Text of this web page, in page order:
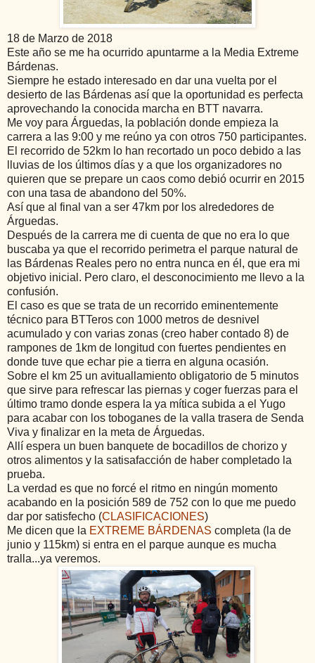
18 de Marzo de 2018
Este año se me ha ocurrido apuntarme a la Media Extreme
Bárdenas.
Siempre he estado interesado en dar una vuelta por el
desierto de las Bárdenas así que la oportunidad es perfecta
aprovechando la conocida marcha en BTT navarra.
Me voy para Árguedas, la población donde empieza la
carrera a las 9:00 y me reúno ya con otros 750 participantes.
El recorrido de 52km lo han recortado un poco debido a las
lluvias de los últimos días y a que los organizadores no
quieren que se prepare un caos como debió ocurrir en 2015
con una tasa de abandono del 50%.
Así que al final van a ser 47km por los alrededores de
Árguedas.
Después de la carrera me di cuenta de que no era lo que
buscaba ya que el recorrido perimetra el parque natural de
las Bárdenas Reales pero no entra nunca en él, que era mi
objetivo inicial. Pero claro, el desconocimiento me llevo a la
confusión.
El caso es que se trata de un recorrido eminentemente
técnico para BTTeros con 1000 metros de desnivel
acumulado y con varias zonas (creo haber contado 8) de
rampones de 1km de longitud con fuertes pendientes en
donde tuve que echar pie a tierra en alguna ocasión.
Sobre el km 25 un avituallamiento obligatorio de 5 minutos
que sirve para refrescar las piernas y coger fuerzas para el
último tramo donde espera la ya mítica subida a el Yugo
para acabar con los toboganes de la valla trasera de Senda
Viva y finalizar en la meta de Árguedas.
Allí espera un buen banquete de bocadillos de chorizo y
otros alimentos y la satisafacción de haber completado la
prueba.
La verdad es que no forcé el ritmo en ningún momento
acabando en la posición 589 de 752 con lo que me puedo
dar por satisfecho (CLASIFICACIONES)
Me dicen que la EXTREME BÁRDENAS completa (la de
junio y 115km) si entra en el parque aunque es mucha
tralla...ya veremos.